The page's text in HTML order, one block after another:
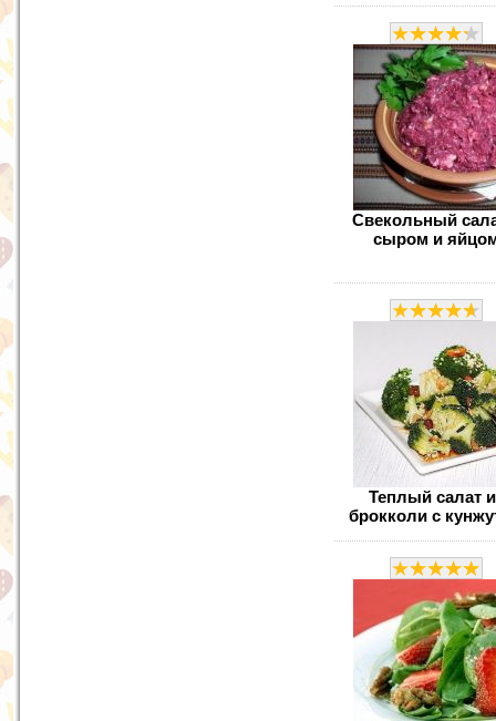
Свекольный
сыром и
Теплый салат
брокколи с